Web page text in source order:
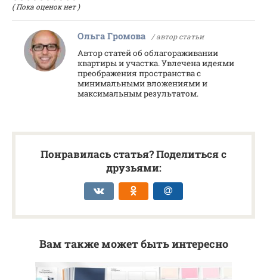
( Пока оценок нет )
Ольга Громова / автор статьи
Автор статей об облагораживании
квартиры и участка. Увлечена идеями
преображения пространства с
минимальными вложениями и
максимальным результатом.
Понравилась статья? Поделиться с
друзьями:
Вам также может быть интересно